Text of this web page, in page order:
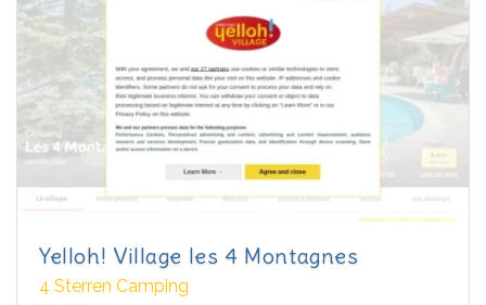
Yelloh! Village les 4 Montagnes
4 Sterren Camping